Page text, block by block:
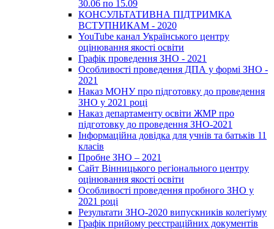
30.06 по 15.09
КОНСУЛЬТАТИВНА ПІДТРИМКА
ВСТУПНИКАМ - 2020
YouTube канал Українського центру
оцінювання якості освіти
Графік проведення ЗНО - 2021
Особливості проведення ДПА у формі ЗНО -
2021
Наказ МОНУ про підготовку до проведення
ЗНО у 2021 році
Наказ департаменту освіти ЖМР про
підготовку до проведення ЗНО-2021
Інформаційна довідка для учнів та батьків 11
класів
Пробне ЗНО – 2021
Сайт Вінницького регіонального центру
оцінювання якості освіти
Особливості проведення пробного ЗНО у
2021 році
Результати ЗНО-2020 випускників колегіуму
Графік прийому реєстраційних документів